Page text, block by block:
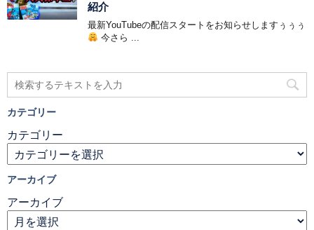
紹介
最新YouTubeの配信スタートをお知らせしますぅぅぅ
今さら ...
カテゴリー
カテゴリー
アーカイブ
アーカイブ